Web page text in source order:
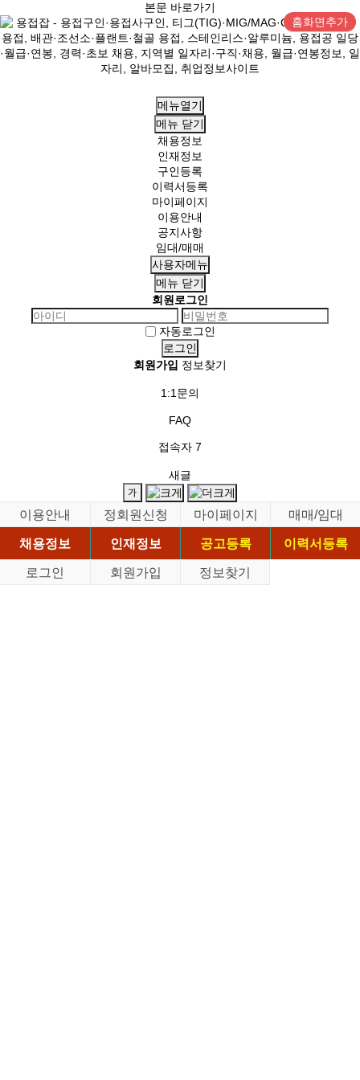
본문 바로가기
홈화면추가
메뉴열기
메뉴 닫기
채용정보
인재정보
구인등록
이력서등록
마이페이지
이용안내
공지사항
임대/매매
사용자메뉴
메뉴 닫기
회원로그인
자동로그인
회원가입 정보찾기
1:1문의
FAQ
접속자 7
새글
이용안내 정회원신청 마이페이지
매매/임대
채용정보
인재정보 공고등록
이력서등록
로그인
회원가입 정보찾기